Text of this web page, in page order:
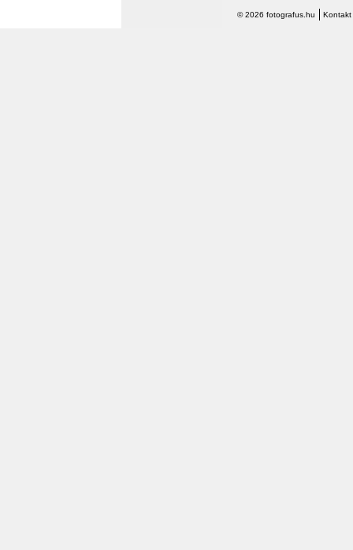
© 2026 fotografus.hu Kontakt